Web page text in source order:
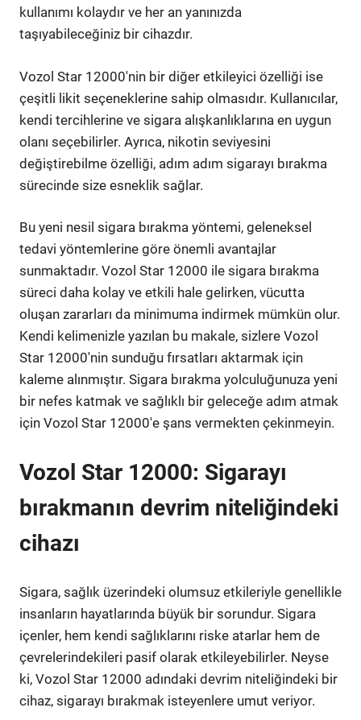
kullanımı kolaydır ve her an yanınızda
taşıyabileceğiniz bir cihazdır.
Vozol Star 12000'nin bir diğer etkileyici özelliği ise
çeşitli likit seçeneklerine sahip olmasıdır. Kullanıcılar,
kendi tercihlerine ve sigara alışkanlıklarına en uygun
olanı seçebilirler. Ayrıca, nikotin seviyesini
değiştirebilme özelliği, adım adım sigarayı bırakma
sürecinde size esneklik sağlar.
Bu yeni nesil sigara bırakma yöntemi, geleneksel
tedavi yöntemlerine göre önemli avantajlar
sunmaktadır. Vozol Star 12000 ile sigara bırakma
süreci daha kolay ve etkili hale gelirken, vücutta
oluşan zararları da minimuma indirmek mümkün olur.
Kendi kelimenizle yazılan bu makale, sizlere Vozol
Star 12000'nin sunduğu fırsatları aktarmak için
kaleme alınmıştır. Sigara bırakma yolculuğunuza yeni
bir nefes katmak ve sağlıklı bir geleceğe adım atmak
için Vozol Star 12000'e şans vermekten çekinmeyin.
Vozol Star 12000: Sigarayı
bırakmanın devrim niteliğindeki
cihazı
Sigara, sağlık üzerindeki olumsuz etkileriyle genellikle
insanların hayatlarında büyük bir sorundur. Sigara
içenler, hem kendi sağlıklarını riske atarlar hem de
çevrelerindekileri pasif olarak etkileyebilirler. Neyse
ki, Vozol Star 12000 adındaki devrim niteliğindeki bir
cihaz, sigarayı bırakmak isteyenlere umut veriyor.